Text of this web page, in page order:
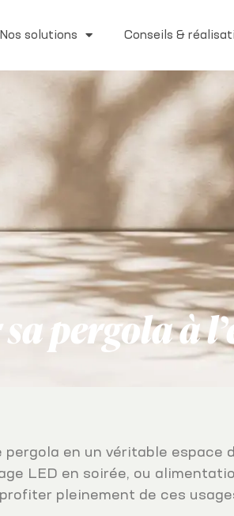
Nos solutions Conseils &
pergola à
en un véritable
LED en soirée, ou
pleinement de ces